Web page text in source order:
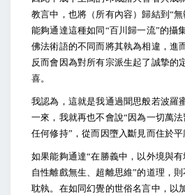
教言中，也將（所有內容）歸結到“
能夠通達這種如同“百川歸一流”的攝
佛法術語的不同而將其執為相違，進
反而會因為對所有宗派生起了誠摯的
喜。
我認為，這就是我通過聞思般若波羅
一來，我就再也不會說“因為一切萬
任何修持”，從而因墮入斷見而住於平
如果能夠通達“在勝義中，以外境與
自性離戲無生、超離思維”的道理，
耽執。在如同幻覺的世俗名言中，以